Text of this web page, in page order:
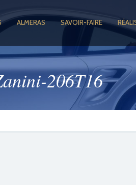
ALMERAS SAVOIR-FAIRE
206T16